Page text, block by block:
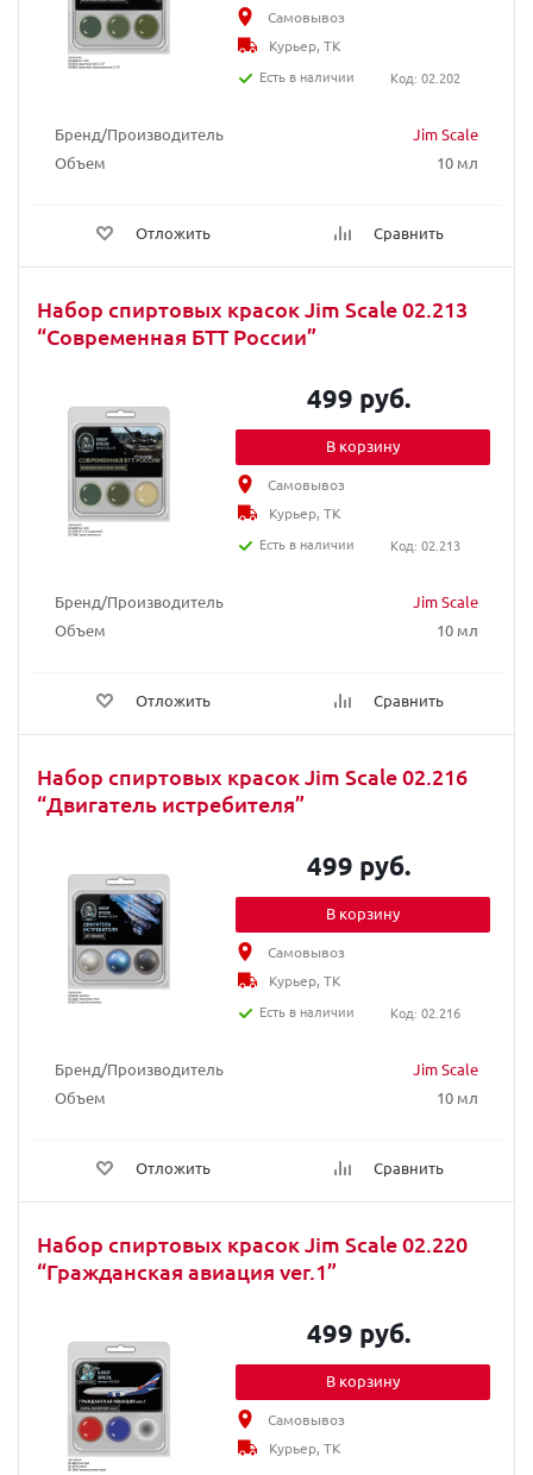
Бренд/Производитель
Jim Scale
Объем
10 мл
Отложить Сравнить
Самовывоз
Курьер, ТК
Есть в наличии
Код: 02.202
Набор спиртовых красок Jim Scale 02.213
“Современная БТТ России”
Бренд/Производитель
Jim Scale
Объем
10 мл
Отложить Сравнить
499 руб.
В корзину
Самовывоз
Курьер, ТК
Есть в наличии
Код: 02.213
Набор спиртовых красок Jim Scale 02.216
“Двигатель истребителя”
Бренд/Производитель
Jim Scale
Объем
10 мл
Отложить Сравнить
499 руб.
В корзину
Самовывоз
Курьер, ТК
Есть в наличии
Код: 02.216
Набор спиртовых красок Jim Scale 02.220
“Гражданская авиация ver.1”
499 руб.
В корзину
Самовывоз
Курьер, ТК